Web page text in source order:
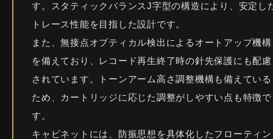
す。スタティックバランスJ字型の構造により、安定し
トレース性能を目指した設計です。
また、無接点オプティカル検出によるオートアップ機構
を備えており、レコード再生終了時の針先保護にも配慮
されています。トーンアーム高さ調整機構も備えている
ため、カートリッジに応じた調整がしやすい点も特徴で
す。
キャビネットには、防振思想を具体化したフローティン